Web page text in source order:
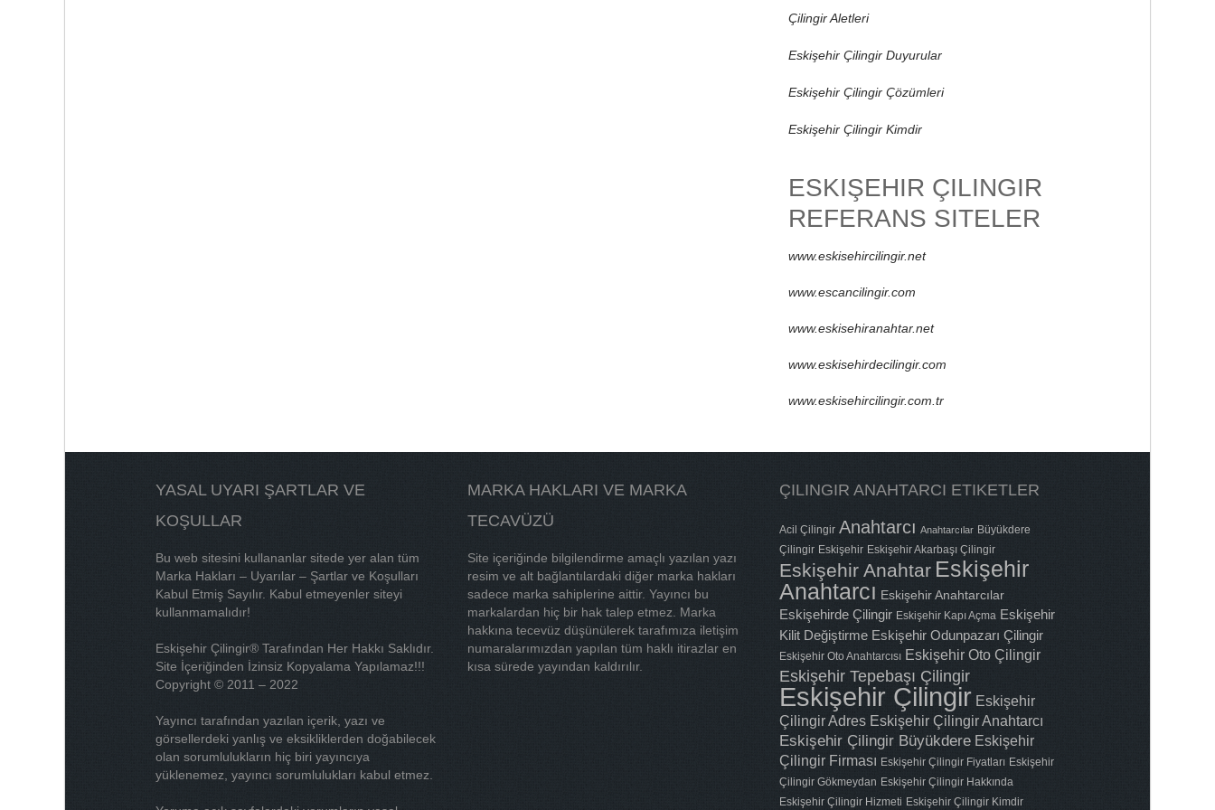
Çilingir Aletleri
Eskişehir Çilingir Duyurular
Eskişehir Çilingir Çözümleri
Eskişehir Çilingir Kimdir
ESKIŞEHIR ÇILINGIR
REFERANS SITELER
www.eskisehircilingir.net
www.escancilingir.com
www.eskisehiranahtar.net
www.eskisehirdecilingir.com
www.eskisehircilingir.com.tr
YASAL UYARI ŞARTLAR VE
KOŞULLAR
Bu web sitesini kullananlar sitede yer alan tüm
Marka Hakları – Uyarılar – Şartlar ve Koşulları
Kabul Etmiş Sayılır. Kabul etmeyenler siteyi
kullanmamalıdır!
Eskişehir Çilingir® Tarafından Her Hakkı Saklıdır.
Site İçeriğinden İzinsiz Kopyalama Yapılamaz!!!
Copyright © 2011 – 2022
Yayıncı tarafından yazılan içerik, yazı ve
görsellerdeki yanlış ve eksikliklerden doğabilecek
olan sorumlulukların hiç biri yayıncıya
yüklenemez, yayıncı sorumlulukları kabul etmez.
MARKA HAKLARI VE MARKA
TECAVÜZÜ
Site içeriğinde bilgilendirme amaçlı yazılan yazı
resim ve alt bağlantılardaki diğer marka hakları
sadece marka sahiplerine aittir. Yayıncı bu
markalardan hiç bir hak talep etmez. Marka
hakkına tecevüz düşünülerek tarafımıza iletişim
numaralarımızdan yapılan tüm haklı itirazlar en
kısa sürede yayından kaldırılır.
ÇILINGIR ANAHTARCI ETIKETLER
Acil Çilingir Anahtarcı Anahtarcılar Büyükdere
Çilingir Eskişehir Eskişehir Akarbaşı Çilingir
Eskişehir Anahtar Eskişehir
Anahtarcı Eskişehir Anahtarcılar
Eskişehirde Çilingir Eskişehir Kapı Açma Eskişehir
Kilit Değiştirme Eskişehir Odunpazarı Çilingir
Eskişehir Oto Anahtarcısı Eskişehir Oto Çilingir
Eskişehir Tepebaşı Çilingir
Eskişehir Çilingir Eskişehir
Çilingir Adres Eskişehir Çilingir Anahtarcı
Eskişehir Çilingir Büyükdere Eskişehir
Çilingir Firması Eskişehir Çilingir Fiyatları Eskişehir
Çilingir Gökmeydan Eskişehir Çilingir Hakkında
Eskişehir Çilingir Hizmeti Eskişehir Çilingir Kimdir